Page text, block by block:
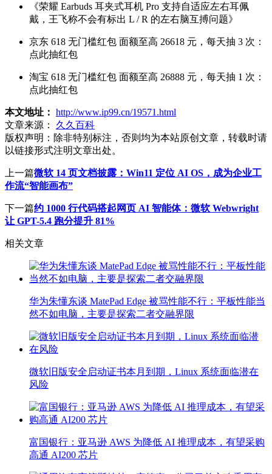
《荣耀 Earbuds 耳夹式耳机 Pro 支持自适应左右耳佩
戴，王飞称不会有标出 L / R 的左右脑互搏问题》
京东 618 无门槛红包 面额至高 26618 元，每天抽 3 次：
点此抽红包
淘宝 618 无门槛红包 面额至高 26888 元，每天抽 1 次：
点此抽红包
本文地址： http://www.ip99.cn/19571.html
文章来源：
久久百科
版权声明： 除非特别标注，否则均为本站原创文章，转载时请
以链接形式注明文章出处。
上一篇微软 14 页文档披露：Win11 定位 AI OS，成为企业工
作流“智能画布”
下一篇约 1000 行代码搭起网页 AI 智能体：微软 Webwright
让 GPT-5.4 跑分提升 81%
相关文章
华为朱懂东谈 MatePad Edge 被骂性能不行：平板性能当
然不如电脑，主要是探索二者交融界限
微软旧版安全启动证书本月到期，Linux 系统面临潜在
风险
富国银行：亚马逊 AWS 为降低 AI 推理成本，有望采购
高通 AI200 芯片